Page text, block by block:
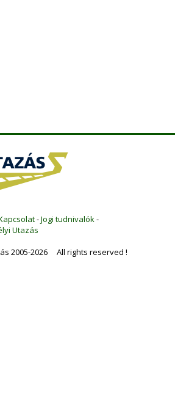
-Jogi tudnivalók-
Utazás
2005-2026 All rights reserved !